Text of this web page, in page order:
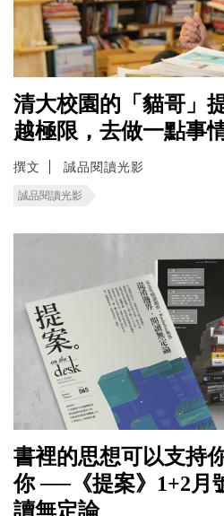
清大校園的「貓哥」
越極限，去做一點事情
撰文 誠品閱讀光影
誠品閱讀光影
書裡的思想可以支持
你 ──《提案》1+2月
讀無定論